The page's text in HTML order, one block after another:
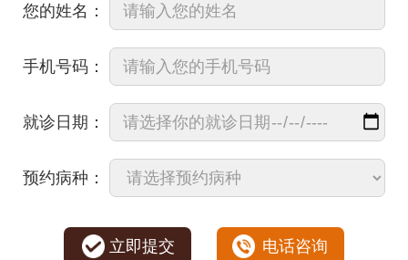
您的姓名：
手机号码：
就诊日期：
预约病种：
立即提交 电话咨询